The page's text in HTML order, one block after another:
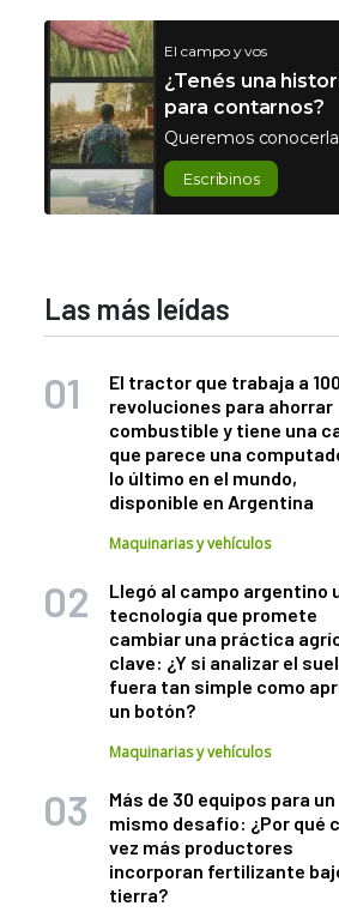
El campo y vos
¿Tenés una
para contarnos?
Queremos conocerla
Escribinos
Las más leídas
El tractor que trabaja a
revoluciones para ahorrar
combustible y tiene una
que parece una
lo último en el mundo,
disponible en Argentina
Maquinarias y vehículos
Llegó al campo argentino
tecnología que promete
cambiar una práctica
clave: ¿Y si analizar el
fuera tan simple como
un botón?
Maquinarias y vehículos
Más de 30 equipos para un
mismo desafío: ¿Por qué
vez más productores
incorporan fertilizante
tierra?